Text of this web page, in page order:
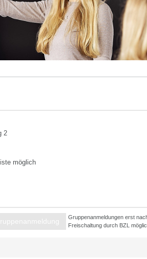
2
möglich
Gruppenanmeldungen erst
Freischaltung durch BZL